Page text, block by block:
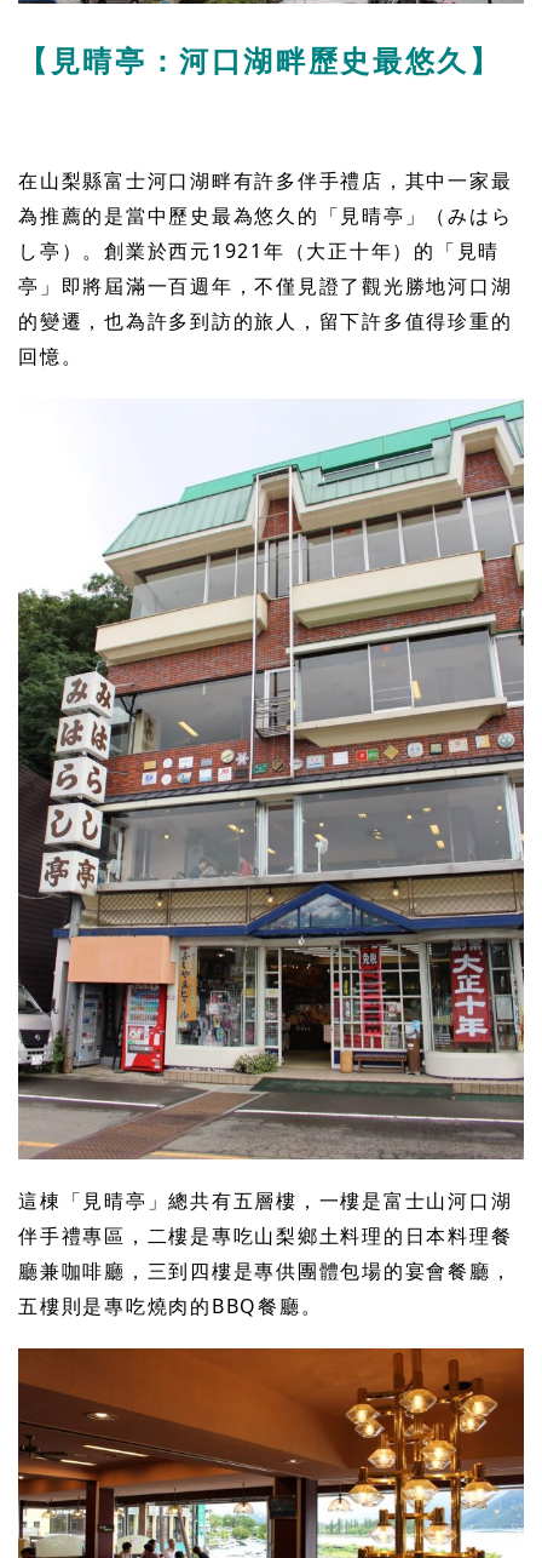
【見晴亭：河口湖畔歷史最悠久】
在山梨縣富士河口湖畔有許多伴手禮店，其中一家最
為推薦的是當中歷史最為悠久的「見晴亭」（みはら
し亭）。創業於西元1921年（大正十年）的「見晴
亭」即將屆滿一百週年，不僅見證了觀光勝地河口湖
的變遷，也為許多到訪的旅人，留下許多值得珍重的
回憶。
這棟「見晴亭」總共有五層樓，一樓是富士山河口湖
伴手禮專區，二樓是專吃山梨鄉土料理的日本料理餐
廳兼咖啡廳，三到四樓是專供團體包場的宴會餐廳，
五樓則是專吃燒肉的BBQ餐廳。